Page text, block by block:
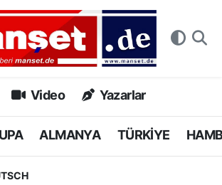
Video Yazarlar
ALMANYA TÜRKİYE